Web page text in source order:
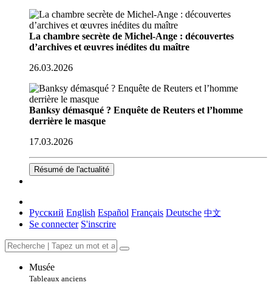
La chambre secrète de Michel-Ange : découvertes
d’archives et œuvres inédites du maître
26.03.2026
Banksy démasqué ? Enquête de Reuters et l’homme
derrière le masque
17.03.2026
Résumé de l'actualité
Русский English Español Français Deutsche 中文
Se connecter S'inscrire
Musée
Tableaux anciens